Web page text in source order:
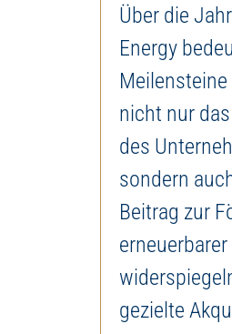
Über die
Energy
nicht nur
des
sondern
Beitrag zur
gezielte